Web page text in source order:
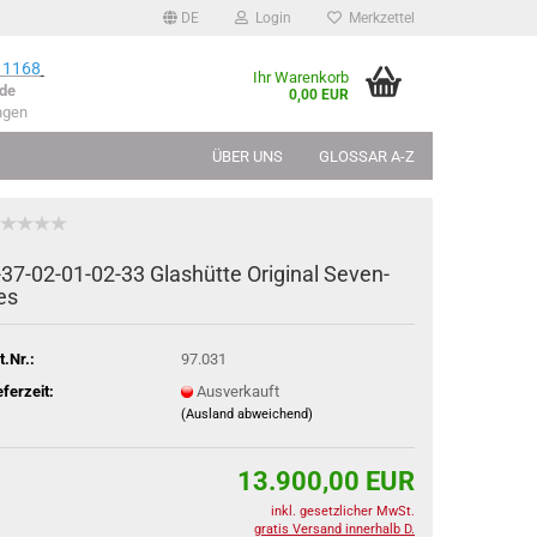
DE Login Merkzettel
Ihr Warenkorb
0,00 EUR
ÜBER UNS GLOSSAR A-Z
02-01-02-33 Glas­hüt­te Ori­gi­nal Se­ven­
97.031
Ausverkauft
(Ausland abweichend)
13.900,00 EUR
inkl. gesetzlicher MwSt.
gratis Versand innerhalb D.